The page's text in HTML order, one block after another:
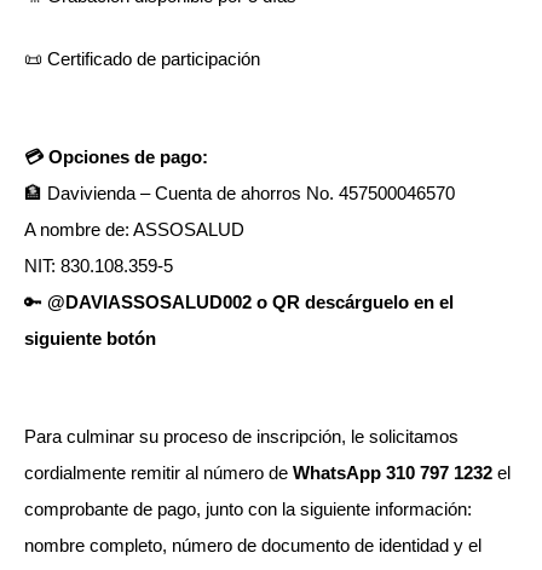
📜 Certificado de participación
💳 Opciones de pago:
🏦 Davivienda – Cuenta de ahorros No. 457500046570
A nombre de: ASSOSALUD
NIT: 830.108.359-5
🔑 @DAVIASSOSALUD002 o QR descárguelo en el
siguiente botón
Para culminar su proceso de inscripción, le solicitamos
cordialmente remitir al número de WhatsApp 310 797 1232 el
comprobante de pago, junto con la siguiente información:
nombre completo, número de documento de identidad y el